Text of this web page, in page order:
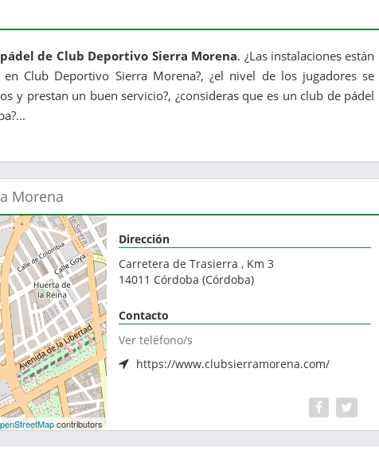
de Club Deportivo Sierra Morena. ¿Las instalaciones están
Club Deportivo Sierra Morena?, ¿el nivel de los jugadores se
y prestan un buen servicio?, ¿consideras que es un club de pádel
Morena
contributors
Dirección
Carretera de Trasierra , Km 3
14011 Córdoba (Córdoba)
Contacto
Ver teléfono/s
https://www.clubsierramorena.com/